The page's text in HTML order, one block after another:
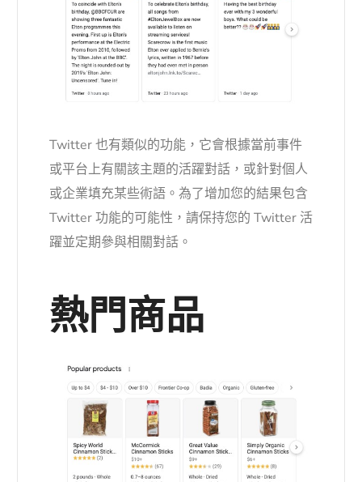
Twitter 也有類似的功能，它會根據當前事件
或平台上有關該主題的活躍對話，或針對個人
或企業填充某些術語。為了增加您的結果包含
Twitter 功能的可能性，請保持您的 Twitter 活
躍並定期參與相關對話。
熱門商品